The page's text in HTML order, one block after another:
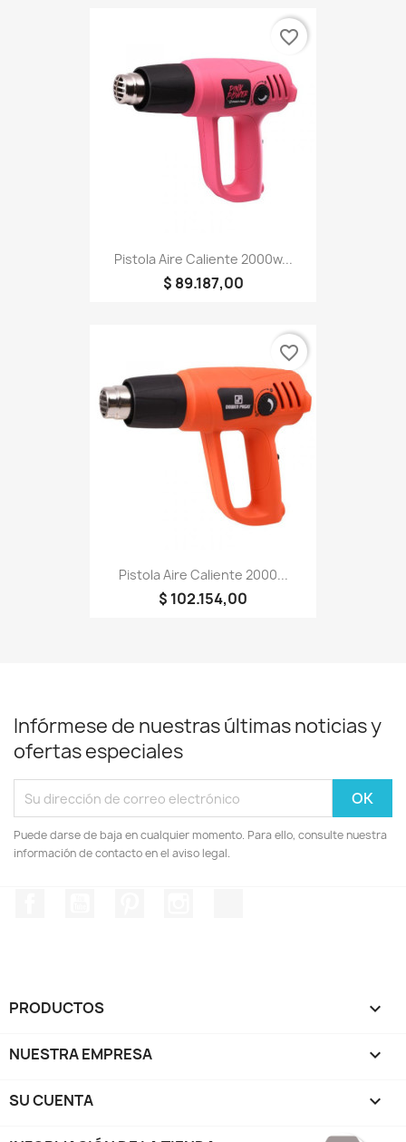
Pistola Aire Caliente 2000w...
$ 89.187,00
favorite_border
Pistola Aire Caliente 2000...
$ 102.154,00
favorite_border
Infórmese de nuestras últimas noticias y
ofertas especiales
Puede darse de baja en cualquier momento. Para ello, consulte nuestra
información de contacto en el aviso legal.
PRODUCTOS 
NUESTRA EMPRESA 
SU CUENTA 